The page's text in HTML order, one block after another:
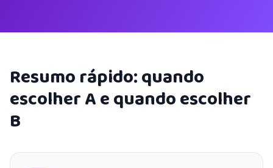
Resumo rápido: quando
escolher A e quando escolher
B